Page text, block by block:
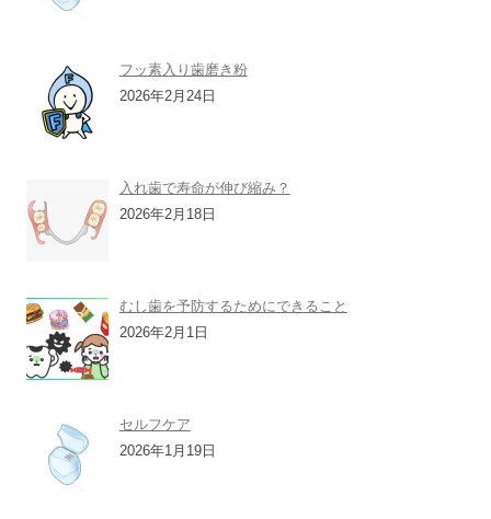
フッ素入り歯磨き粉
2026年2月24日
入れ歯で寿命が伸び縮み？
2026年2月18日
むし歯を予防するためにできること
2026年2月1日
セルフケア
2026年1月19日